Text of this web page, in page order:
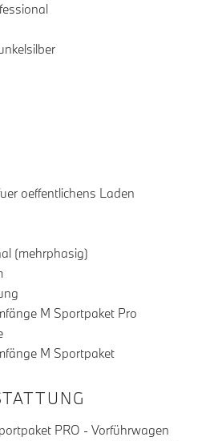
oeffentlichens Laden
(mehrphasig)
M Sportpaket Pro
M Sportpaket
PRO - Vorführwagen